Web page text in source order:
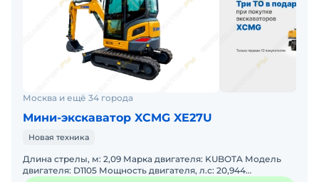
Москва и ещё 34 города
Мини-экскаватор XCMG XE27U
Новая техника
Длина стрелы, м: 2,09 Марка двигателя: KUBOTA Модель
двигателя: D1105 Мощность двигателя, л.с: 20,944